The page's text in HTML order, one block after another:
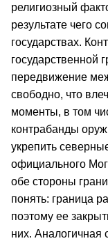
религиозный
результате чего
государствах.
государственной
передвижение
свободно, что
моменты, в том
контрабанды
укрепить
официального
обе стороны
понять: граница
поэтому ее
них. Аналогичная